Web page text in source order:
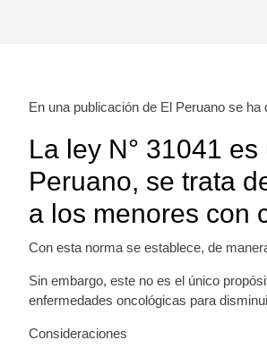
En una publicación de El Peruano se
La ley N° 31041
Peruano, se trata
a los menores con
Con esta norma se establece, de
Sin embargo, este no es el único
enfermedades oncológicas para
Consideraciones